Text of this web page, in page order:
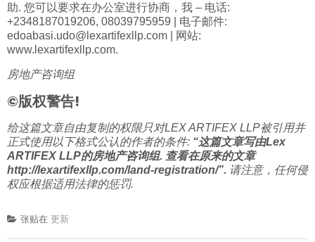
助. 您可以要求在办公室进行协商，我 – 电话:
+2348187019206, 08039795959 | 电子邮件:
edoabasi.udo@lexartifexllp.com | 网站:
www.lexartifexllp.com.
房地产咨询组
©版权警告!
给这篇文章自由复制的权限只对LEX ARTIFEX LLP被引用并
正式使用以下格式公认的作者的条件: “这篇文章写由Lex
ARTIFEX LLP的房地产咨询组. 查看在原来的文章
http://lexartifexllp.com/land-registration/”. 请注意，任何侵
权应根据适用法律的惩罚.
张贴在 更新